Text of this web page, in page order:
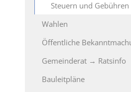
Steuern und Gebühren
Wahlen
Öffentliche
Gemeinderat → Ratsinfo
Bauleitpläne